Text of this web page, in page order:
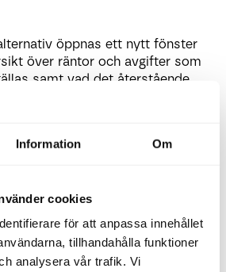
Information Om
cookies
för att anpassa innehållet
tillhandahålla funktioner
analysera vår trafik. Vi
öppnas ett nytt fönster
över räntor och avgifter som
samt vad det återstående
Du kan också välja vilken
du vill använda för fakturan när
som bokfördes mot